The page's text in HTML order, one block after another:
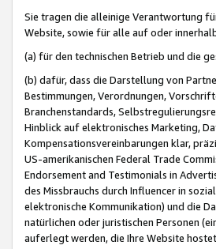
Sie tragen die alleinige Verantwortung
Website, sowie für alle auf oder
(a) für den technischen Betrieb und die
(b) dafür, dass die Darstellung von
Bestimmungen, Verordnungen,
Branchenstandards,
Hinblick auf elektronisches Marketing,
Kompensationsvereinbarungen klar,
US-amerikanischen Federal Trade
Endorsement and Testimonials in
des Missbrauchs durch Influencer in
elektronische Kommunikation) und die
natürlichen oder juristischen Personen
auferlegt werden, die Ihre Website